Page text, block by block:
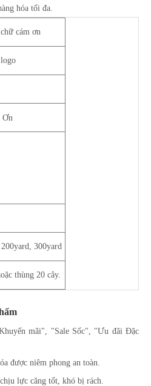
hóa tối đa.
cám ơn
Ơn
300yard
thùng 20 cây.
mãi", "Sale Sốc", "Ưu đãi Đặc
được niêm phong an toàn.
lực căng tốt, khó bị rách.